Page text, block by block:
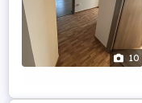
10